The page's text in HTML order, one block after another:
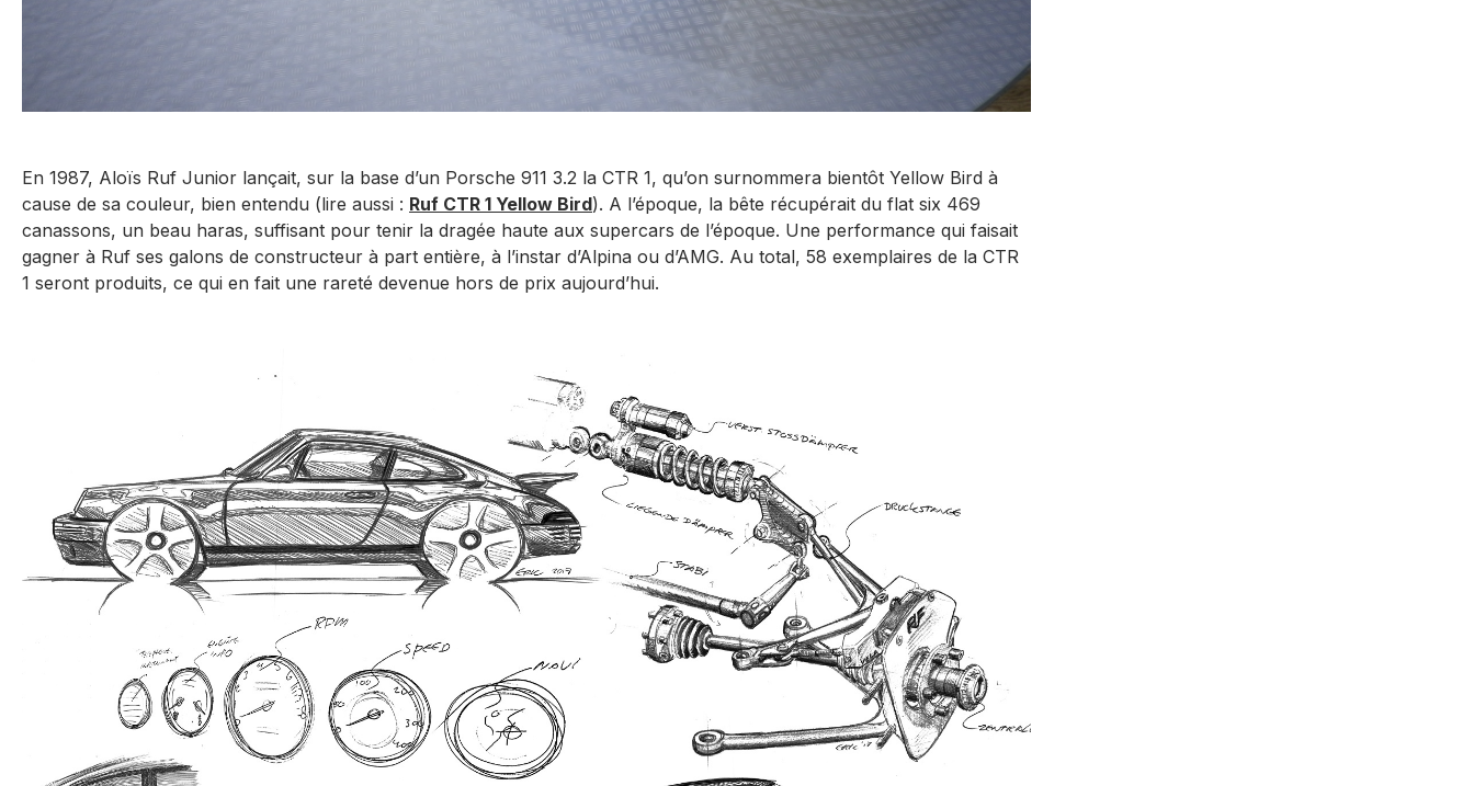
En 1987, Aloïs Ruf Junior lançait, sur la base d’un Porsche 911 3.2 la CTR 1, qu’on surnommera bientôt Yellow Bird à
cause de sa couleur, bien entendu (lire aussi : Ruf CTR 1 Yellow Bird). A l’époque, la bête récupérait du flat six 469
canassons, un beau haras, suffisant pour tenir la dragée haute aux supercars de l’époque. Une performance qui faisait
gagner à Ruf ses galons de constructeur à part entière, à l’instar d’Alpina ou d’AMG. Au total, 58 exemplaires de la CTR
1 seront produits, ce qui en fait une rareté devenue hors de prix aujourd’hui.